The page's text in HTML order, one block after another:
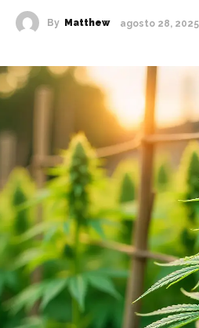
By Matthew agosto 28, 2025